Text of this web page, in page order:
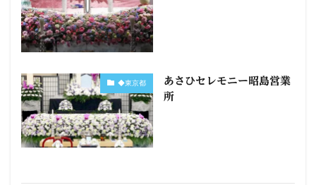
◆東京都
あさひセレモニー昭島営業
所